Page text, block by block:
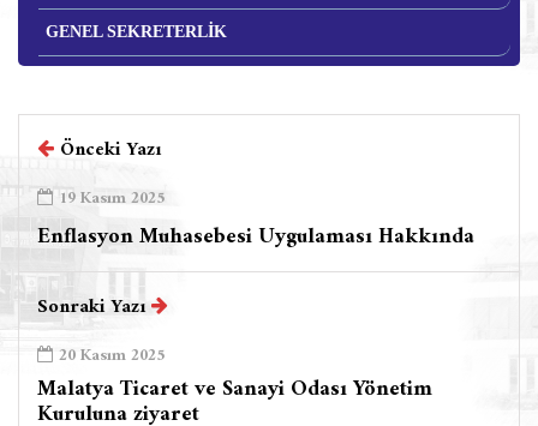
GENEL SEKRETERLİK
Önceki Yazı
19 Kasım 2025
Enflasyon Muhasebesi Uygulaması Hakkında
Sonraki Yazı
20 Kasım 2025
Malatya Ticaret ve Sanayi Odası Yönetim
Kuruluna ziyaret